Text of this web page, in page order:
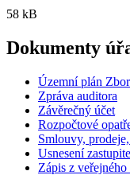
58 kB
Dokumenty
Územní plán
Zpráva auditora
Závěrečný účet
Rozpočtové
Smlouvy,
Usnesení
Zápis z veřejného